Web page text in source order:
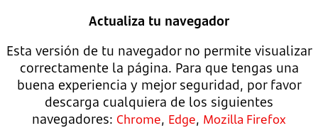
Actualiza tu navegador
Esta versión de tu navegador no permite visualizar
correctamente la página. Para que tengas una
buena experiencia y mejor seguridad, por favor
descarga cualquiera de los siguientes
navegadores: Chrome, Edge, Mozilla Firefox